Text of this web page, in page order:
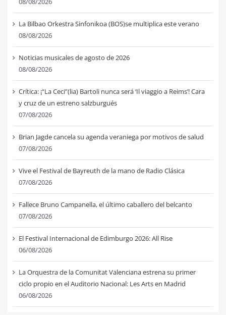
La Bilbao Orkestra Sinfonikoa (BOS)se multiplica este verano
08/08/2026
Noticias musicales de agosto de 2026
08/08/2026
Crítica: ¡“La Ceci”(lia) Bartoli nunca será ‘Il viaggio a Reims’! Cara
y cruz de un estreno salzburgués
07/08/2026
Brian Jagde cancela su agenda veraniega por motivos de salud
07/08/2026
Vive el Festival de Bayreuth de la mano de Radio Clásica
07/08/2026
Fallece Bruno Campanella, el último caballero del belcanto
07/08/2026
El Festival Internacional de Edimburgo 2026: All Rise
06/08/2026
La Orquestra de la Comunitat Valenciana estrena su primer
ciclo propio en el Auditorio Nacional: Les Arts en Madrid
06/08/2026